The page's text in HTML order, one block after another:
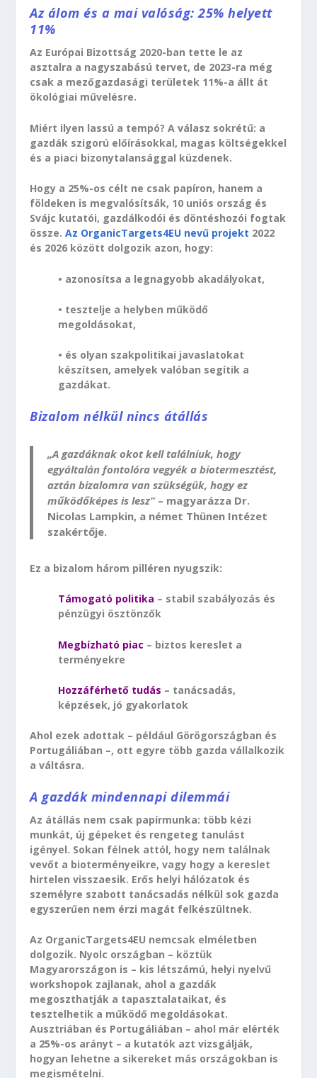
Az álom és a mai valóság: 25% helyett
11%
Az Európai Bizottság 2020-ban tette le az
asztalra a nagyszabású tervet, de 2023-ra még
csak a mezőgazdasági területek 11%-a állt át
ökológiai művelésre.
Miért ilyen lassú a tempó? A válasz sokrétű: a
gazdák szigorú előírásokkal, magas költségekkel
és a piaci bizonytalansággal küzdenek.
Hogy a 25%-os célt ne csak papíron, hanem a
földeken is megvalósítsák, 10 uniós ország és
Svájc kutatói, gazdálkodói és döntéshozói fogtak
össze.Az OrganicTargets4EU nevű projekt 2022
és 2026 között dolgozik azon, hogy:
• azonosítsa a legnagyobb akadályokat,
• tesztelje a helyben működő
megoldásokat,
• és olyan szakpolitikai javaslatokat
készítsen, amelyek valóban segítik a
gazdákat.
Bizalom nélkül nincs átállás
„A gazdáknak okot kell találniuk, hogy
egyáltalán fontolóra vegyék a biotermesztést,
aztán bizalomra van szükségük, hogy ez
működőképes is lesz” – magyarázza Dr.
Nicolas Lampkin, a német Thünen Intézet
szakértője.
Ez a bizalom három pilléren nyugszik:
Támogató politika – stabil szabályozás és
pénzügyi ösztönzők
Megbízható piac – biztos kereslet a
terményekre
Hozzáférhető tudás – tanácsadás,
képzések, jó gyakorlatok
Ahol ezek adottak – például Görögországban és
Portugáliában –, ott egyre több gazda vállalkozik
a váltásra.
A gazdák mindennapi dilemmái
Az átállás nem csak papírmunka: több kézi
munkát, új gépeket és rengeteg tanulást
igényel. Sokan félnek attól, hogy nem találnak
vevőt a bioterményeikre, vagy hogy a kereslet
hirtelen visszaesik. Erős helyi hálózatok és
személyre szabott tanácsadás nélkül sok gazda
egyszerűen nem érzi magát felkészültnek.
Az OrganicTargets4EU nemcsak elméletben
dolgozik. Nyolc országban – köztük
Magyarországon is – kis létszámú, helyi nyelvű
workshopok zajlanak, ahol a gazdák
megoszthatják a tapasztalataikat, és
tesztelhetik a működő megoldásokat.
Ausztriában és Portugáliában – ahol már elérték
a 25%-os arányt – a kutatók azt vizsgálják,
hogyan lehetne a sikereket más országokban is
megismételni.